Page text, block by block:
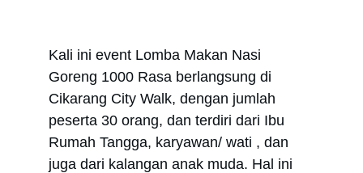
Kali ini event Lomba Makan Nasi
Goreng 1000 Rasa berlangsung di
Cikarang City Walk, dengan jumlah
peserta 30 orang, dan terdiri dari Ibu
Rumah Tangga, karyawan/ wati , dan
juga dari kalangan anak muda. Hal ini